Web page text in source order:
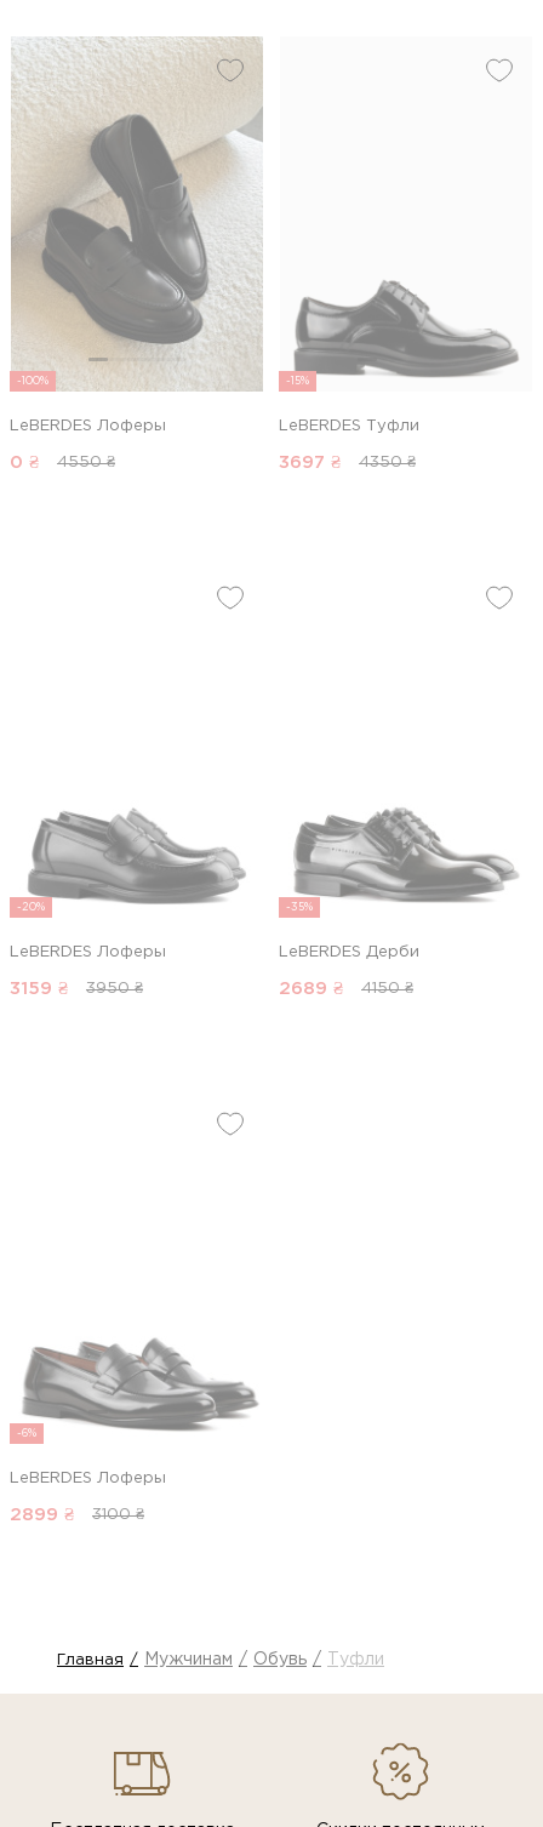
-100%
LeBERDES Лоферы
0 ₴ 4550 ₴
-15%
LeBERDES Туфли
3697 ₴ 4350 ₴
-20%
LeBERDES Лоферы
3159 ₴ 3950 ₴
-35%
LeBERDES Дерби
2689 ₴ 4150 ₴
-6%
LeBERDES Лоферы
2899 ₴ 3100 ₴
Главная Мужчинам Обувь Туфли